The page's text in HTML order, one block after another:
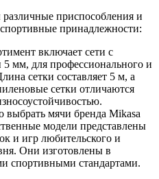
приспособления и
принадлежности:
включает сети с
мм, для профессионального и
сетки составляет 5 м, а
сетки отличаются
выбрать мячи бренда Mikasa
модели представлены
и игр любительского и
Они изготовлены в
спортивными стандартами.